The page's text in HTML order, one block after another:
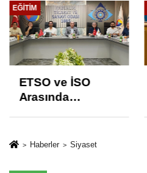
EĞITIM
ETSO ve İSO
Arasında
Protokolü
Haberler Siyaset